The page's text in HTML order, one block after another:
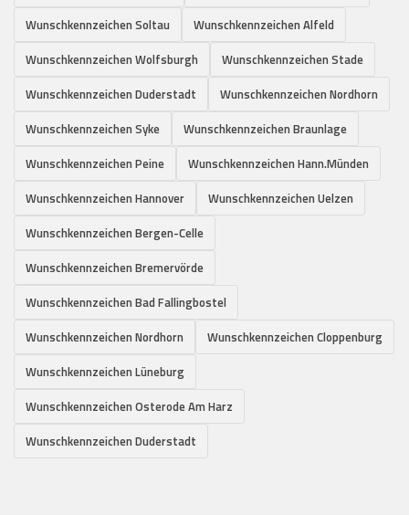
Wunschkennzeichen Soltau
Wunschkennzeichen Alfeld
Wunschkennzeichen Wolfsburgh
Wunschkennzeichen Stade
Wunschkennzeichen Duderstadt
Wunschkennzeichen Nordhorn
Wunschkennzeichen Syke
Wunschkennzeichen Braunlage
Wunschkennzeichen Peine
Wunschkennzeichen Hann.Münden
Wunschkennzeichen Hannover
Wunschkennzeichen Uelzen
Wunschkennzeichen Bergen-Celle
Wunschkennzeichen Bremervörde
Wunschkennzeichen Bad Fallingbostel
Wunschkennzeichen Nordhorn
Wunschkennzeichen Cloppenburg
Wunschkennzeichen Lüneburg
Wunschkennzeichen Osterode Am Harz
Wunschkennzeichen Duderstadt